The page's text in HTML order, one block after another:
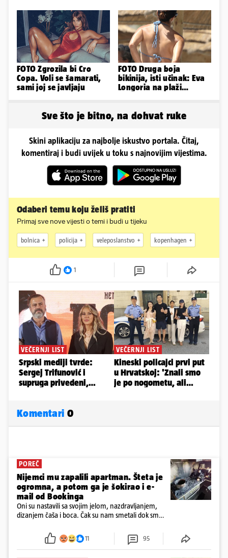
incident
FOTO Zgrozila bi Cro
Copa. Voli se šamarati,
sami joj se javljaju
FOTO Druga boja
bikinija, isti učinak: Eva
Longoria na plaži
Sve što je bitno, na dohvat ruke
Skini aplikaciju za najbolje iskustvo portala. Čitaj,
komentiraj i budi uvijek u toku s najnovijim vijestima.
Odaberi temu koju želiš pratiti
Primaj sve nove vijesti o temi i budi u tijeku
bolnica policija veleposlanstvo kopenhagen
1
Komentari 0
POREČ
Nijemci mu zapalili apartman. Šteta je
ogromna, a potom ga je šokirao i e-
mail od Bookinga
Oni su nastavili sa svojim jelom, nazdravljanjem,
dizanjem čaša i boca. Čak su nam smetali dok smo
požar, rekao je vlasnik
11 95